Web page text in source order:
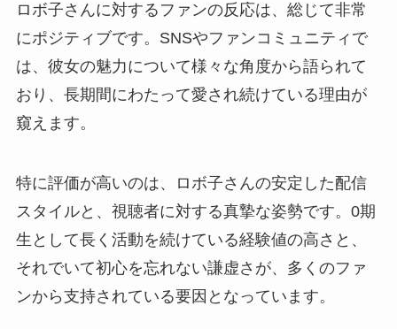
ロボ子さんに対するファンの反応は、総じて非常
にポジティブです。SNSやファンコミュニティで
は、彼女の魅力について様々な角度から語られて
おり、長期間にわたって愛され続けている理由が
窺えます。
特に評価が高いのは、ロボ子さんの安定した配信
スタイルと、視聴者に対する真摯な姿勢です。0期
生として長く活動を続けている経験値の高さと、
それでいて初心を忘れない謙虚さが、多くのファ
ンから支持されている要因となっています。